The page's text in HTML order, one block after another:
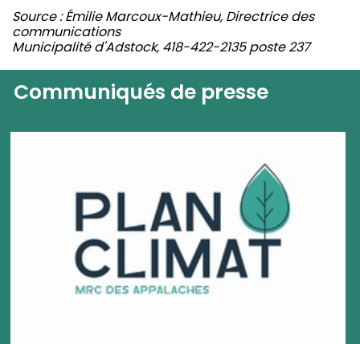
Source : Émilie Marcoux-Mathieu, Directrice des
communications
Municipalité d'Adstock, 418-422-2135 poste 237
Communiqués de presse